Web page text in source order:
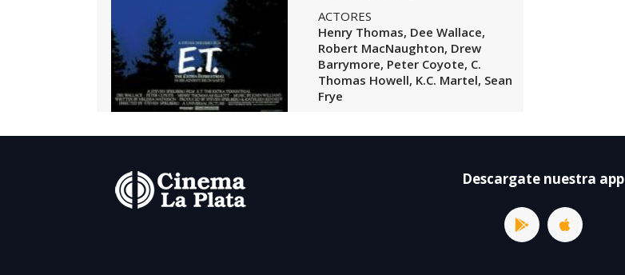
ACTORES
Henry Thomas, Dee Wallace,
Robert MacNaughton, Drew
Barrymore, Peter Coyote, C.
Thomas Howell, K.C. Martel, Sean
Frye
Descargate nuestra app